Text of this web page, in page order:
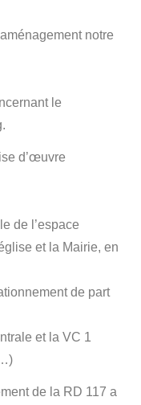
notre
le
d’œuvre
de l’espace
et la Mairie, en
de part
et la VC 1
de la RD 117 a